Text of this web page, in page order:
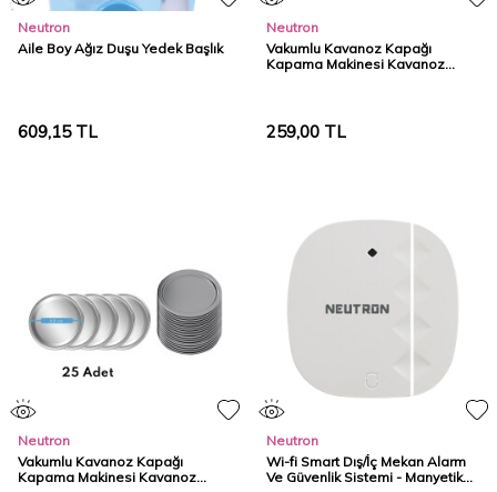
Neutron
Aile Boy Ağız Duşu Yedek Başlık
609,15TL
Neutron
Vakumlu Kavanoz Kapağı
Kapama Makinesi Kavanoz
259,00 TL
Neutron
Vakumlu Kavanoz Kapağı
Kapama Makinesi Kavanoz
Neutron
Wi-fi Smart Dış/İç Mekan Alarm
Ve Güvenlik Sistemi - Manyetik